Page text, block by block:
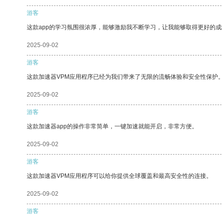
游客
这款app的学习氛围很浓厚，能够激励我不断学习，让我能够取得更好的
2025-09-02
游客
这款加速器VPM应用程序已经为我们带来了无限的流畅体验和安全性保护
2025-09-02
游客
这款加速器app的操作非常简单，一键加速就能开启，非常方便。
2025-09-02
游客
这款加速器VPM应用程序可以给你提供全球覆盖和最高安全性的连接。
2025-09-02
游客